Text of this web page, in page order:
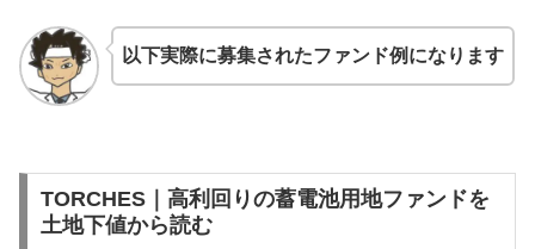
以下実際に募集されたファンド例になります
TORCHES｜高利回りの蓄電池用地ファンドを
土地下値から読む